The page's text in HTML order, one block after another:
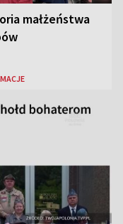
małżeństwa